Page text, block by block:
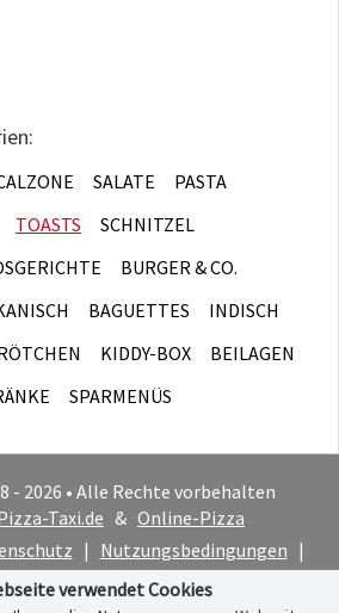
SALATE
PASTA
TOASTS
SCHNITZEL
BURGER & CO.
BAGUETTES
INDISCH
KIDDY-BOX
BEILAGEN
SPARMENÜS
- 2026 • Alle Rechte vorbehalten
Taxi.de & Online-Pizza
| Nutzungsbedingungen |
Cookie-Hinweis
verwendet Cookies